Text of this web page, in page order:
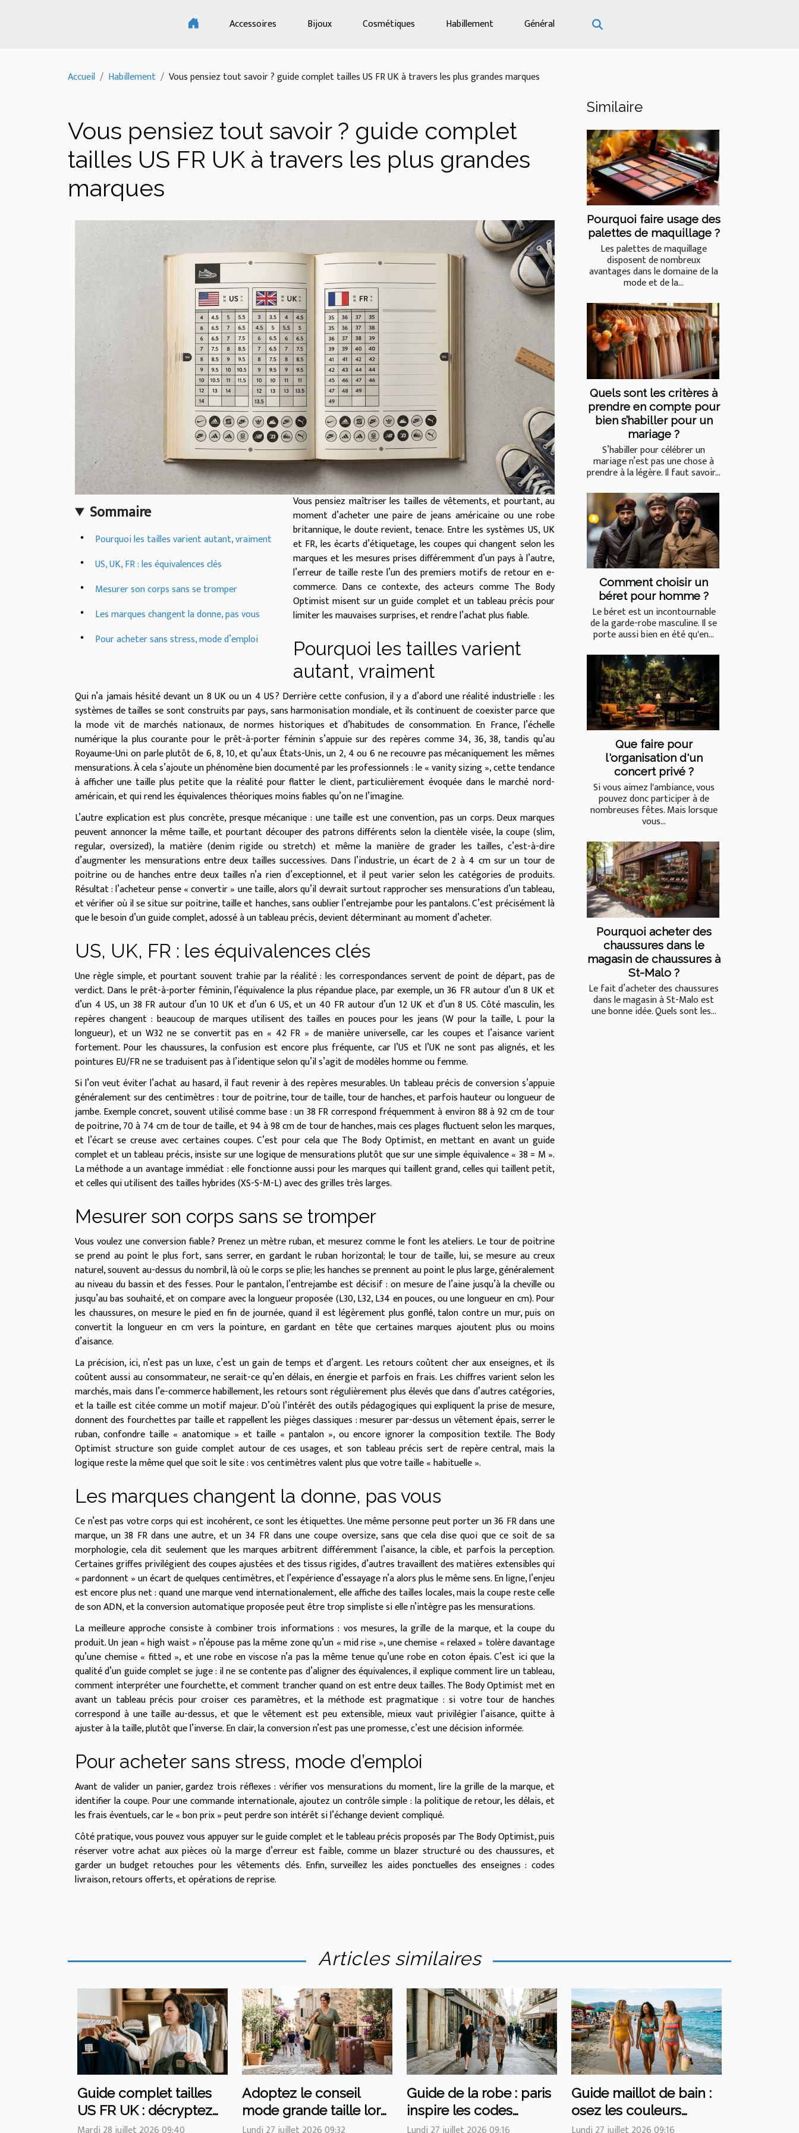
Accessoires Bijoux Cosmétiques Habillement Général
Accueil Habillement Vous pensiez tout savoir ? guide complet tailles US FR UK à travers les plus grandes marques
Vous pensiez tout savoir ? guide complet
tailles US FR UK à travers les plus grandes
marques
Sommaire
Pourquoi les tailles varient autant, vraiment
US, UK, FR : les équivalences clés
Mesurer son corps sans se tromper
Les marques changent la donne, pas vous
Pour acheter sans stress, mode d’emploi
Vous pensiez maîtriser les tailles de vêtements, et pourtant, au
moment d’acheter une paire de jeans américaine ou une robe
britannique, le doute revient, tenace. Entre les systèmes US, UK
et FR, les écarts d’étiquetage, les coupes qui changent selon les
marques et les mesures prises différemment d’un pays à l’autre,
l’erreur de taille reste l’un des premiers motifs de retour en e-
commerce. Dans ce contexte, des acteurs comme The Body
Optimist misent sur un guide complet et un tableau précis pour
limiter les mauvaises surprises, et rendre l’achat plus fiable.
Pourquoi les tailles varient
autant, vraiment
Qui n’a jamais hésité devant un 8 UK ou un 4 US ? Derrière cette confusion, il y a d’abord une réalité industrielle : les
systèmes de tailles se sont construits par pays, sans harmonisation mondiale, et ils continuent de coexister parce que
la mode vit de marchés nationaux, de normes historiques et d’habitudes de consommation. En France, l’échelle
numérique la plus courante pour le prêt-à-porter féminin s’appuie sur des repères comme 34, 36, 38, tandis qu’au
Royaume-Uni on parle plutôt de 6, 8, 10, et qu’aux États-Unis, un 2, 4 ou 6 ne recouvre pas mécaniquement les mêmes
mensurations. À cela s’ajoute un phénomène bien documenté par les professionnels : le « vanity sizing », cette tendance
à afficher une taille plus petite que la réalité pour flatter le client, particulièrement évoquée dans le marché nord-
américain, et qui rend les équivalences théoriques moins fiables qu’on ne l’imagine.
L’autre explication est plus concrète, presque mécanique : une taille est une convention, pas un corps. Deux marques
peuvent annoncer la même taille, et pourtant découper des patrons différents selon la clientèle visée, la coupe (slim,
regular, oversized), la matière (denim rigide ou stretch) et même la manière de grader les tailles, c’est-à-dire
d’augmenter les mensurations entre deux tailles successives. Dans l’industrie, un écart de 2 à 4 cm sur un tour de
poitrine ou de hanches entre deux tailles n’a rien d’exceptionnel, et il peut varier selon les catégories de produits.
Résultat : l’acheteur pense « convertir » une taille, alors qu’il devrait surtout rapprocher ses mensurations d’un tableau,
et vérifier où il se situe sur poitrine, taille et hanches, sans oublier l’entrejambe pour les pantalons. C’est précisément là
que le besoin d’un guide complet, adossé à un tableau précis, devient déterminant au moment d’acheter.
US, UK, FR : les équivalences clés
Une règle simple, et pourtant souvent trahie par la réalité : les correspondances servent de point de départ, pas de
verdict. Dans le prêt-à-porter féminin, l’équivalence la plus répandue place, par exemple, un 36 FR autour d’un 8 UK et
d’un 4 US, un 38 FR autour d’un 10 UK et d’un 6 US, et un 40 FR autour d’un 12 UK et d’un 8 US. Côté masculin, les
repères changent : beaucoup de marques utilisent des tailles en pouces pour les jeans (W pour la taille, L pour la
longueur), et un W32 ne se convertit pas en « 42 FR » de manière universelle, car les coupes et l’aisance varient
fortement. Pour les chaussures, la confusion est encore plus fréquente, car l’US et l’UK ne sont pas alignés, et les
pointures EU/FR ne se traduisent pas à l’identique selon qu’il s’agit de modèles homme ou femme.
Si l’on veut éviter l’achat au hasard, il faut revenir à des repères mesurables. Un tableau précis de conversion s’appuie
généralement sur des centimètres : tour de poitrine, tour de taille, tour de hanches, et parfois hauteur ou longueur de
jambe. Exemple concret, souvent utilisé comme base : un 38 FR correspond fréquemment à environ 88 à 92 cm de tour
de poitrine, 70 à 74 cm de tour de taille, et 94 à 98 cm de tour de hanches, mais ces plages fluctuent selon les marques,
et l’écart se creuse avec certaines coupes. C’est pour cela que The Body Optimist, en mettant en avant un guide
complet et un tableau précis, insiste sur une logique de mensurations plutôt que sur une simple équivalence « 38 = M ».
La méthode a un avantage immédiat : elle fonctionne aussi pour les marques qui taillent grand, celles qui taillent petit,
et celles qui utilisent des tailles hybrides (XS-S-M-L) avec des grilles très larges.
Mesurer son corps sans se tromper
Vous voulez une conversion fiable ? Prenez un mètre ruban, et mesurez comme le font les ateliers. Le tour de poitrine
se prend au point le plus fort, sans serrer, en gardant le ruban horizontal; le tour de taille, lui, se mesure au creux
naturel, souvent au-dessus du nombril, là où le corps se plie; les hanches se prennent au point le plus large, généralement
au niveau du bassin et des fesses. Pour le pantalon, l’entrejambe est décisif : on mesure de l’aine jusqu’à la cheville ou
jusqu’au bas souhaité, et on compare avec la longueur proposée (L30, L32, L34 en pouces, ou une longueur en cm). Pour
les chaussures, on mesure le pied en fin de journée, quand il est légèrement plus gonflé, talon contre un mur, puis on
convertit la longueur en cm vers la pointure, en gardant en tête que certaines marques ajoutent plus ou moins
d’aisance.
La précision, ici, n’est pas un luxe, c’est un gain de temps et d’argent. Les retours coûtent cher aux enseignes, et ils
coûtent aussi au consommateur, ne serait-ce qu’en délais, en énergie et parfois en frais. Les chiffres varient selon les
marchés, mais dans l’e-commerce habillement, les retours sont régulièrement plus élevés que dans d’autres catégories,
et la taille est citée comme un motif majeur. D’où l’intérêt des outils pédagogiques qui expliquent la prise de mesure,
donnent des fourchettes par taille et rappellent les pièges classiques : mesurer par-dessus un vêtement épais, serrer le
ruban, confondre taille « anatomique » et taille « pantalon », ou encore ignorer la composition textile. The Body
Optimist structure son guide complet autour de ces usages, et son tableau précis sert de repère central, mais la
logique reste la même quel que soit le site : vos centimètres valent plus que votre taille « habituelle ».
Les marques changent la donne, pas vous
Ce n’est pas votre corps qui est incohérent, ce sont les étiquettes. Une même personne peut porter un 36 FR dans une
marque, un 38 FR dans une autre, et un 34 FR dans une coupe oversize, sans que cela dise quoi que ce soit de sa
morphologie, cela dit seulement que les marques arbitrent différemment l’aisance, la cible, et parfois la perception.
Certaines griffes privilégient des coupes ajustées et des tissus rigides, d’autres travaillent des matières extensibles qui
« pardonnent » un écart de quelques centimètres, et l’expérience d’essayage n’a alors plus le même sens. En ligne, l’enjeu
est encore plus net : quand une marque vend internationalement, elle affiche des tailles locales, mais la coupe reste celle
de son ADN, et la conversion automatique proposée peut être trop simpliste si elle n’intègre pas les mensurations.
La meilleure approche consiste à combiner trois informations : vos mesures, la grille de la marque, et la coupe du
produit. Un jean « high waist » n’épouse pas la même zone qu’un « mid rise », une chemise « relaxed » tolère davantage
qu’une chemise « fitted », et une robe en viscose n’a pas la même tenue qu’une robe en coton épais. C’est ici que la
qualité d’un guide complet se juge : il ne se contente pas d’aligner des équivalences, il explique comment lire un tableau,
comment interpréter une fourchette, et comment trancher quand on est entre deux tailles. The Body Optimist met en
avant un tableau précis pour croiser ces paramètres, et la méthode est pragmatique : si votre tour de hanches
correspond à une taille au-dessus, et que le vêtement est peu extensible, mieux vaut privilégier l’aisance, quitte à
ajuster à la taille, plutôt que l’inverse. En clair, la conversion n’est pas une promesse, c’est une décision informée.
Pour acheter sans stress, mode d’emploi
Avant de valider un panier, gardez trois réflexes : vérifier vos mensurations du moment, lire la grille de la marque, et
identifier la coupe. Pour une commande internationale, ajoutez un contrôle simple : la politique de retour, les délais, et
les frais éventuels, car le « bon prix » peut perdre son intérêt si l’échange devient compliqué.
Côté pratique, vous pouvez vous appuyer sur le guide complet et le tableau précis proposés par The Body Optimist, puis
réserver votre achat aux pièces où la marge d’erreur est faible, comme un blazer structuré ou des chaussures, et
garder un budget retouches pour les vêtements clés. Enfin, surveillez les aides ponctuelles des enseignes : codes
livraison, retours offerts, et opérations de reprise.
Similaire
Pourquoi faire usage des
palettes de maquillage ?
Les palettes de maquillage
disposent de nombreux
avantages dans le domaine de la
mode et de la...
Quels sont les critères à
prendre en compte pour
bien s’habiller pour un
mariage ?
S’habiller pour célébrer un
mariage n’est pas une chose à
prendre à la légère. Il faut savoir...
Comment choisir un
béret pour homme ?
Le béret est un incontournable
de la garde-robe masculine. Il se
porte aussi bien en été qu'en...
Que faire pour
l'organisation d'un
concert privé ?
Si vous aimez l'ambiance, vous
pouvez donc participer à de
nombreuses fêtes. Mais lorsque
vous...
Pourquoi acheter des
chaussures dans le
magasin de chaussures à
St-Malo ?
Le fait d’acheter des chaussures
dans le magasin à St-Malo est
une bonne idée. Quels sont les...
Articles similaires
Guide complet tailles
US FR UK : décryptez
les écarts chiffrés des
Adoptez le conseil
mode grande taille lors
de vos voyages, la
Guide de la robe : paris
inspire les codes
vestimentaires de
Guide maillot de bain :
osez les couleurs
inattendues cet été